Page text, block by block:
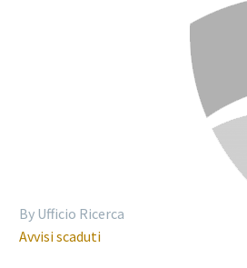
By Ufficio Ricerca
Avvisi scaduti